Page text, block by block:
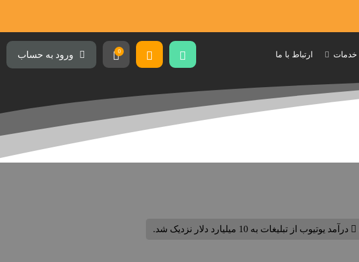
خدمات ارتباط با ما 0 ورود به حساب
درآمد یوتیوب از تبلیغات به 10 میلیارد دلار نزدیک شد.